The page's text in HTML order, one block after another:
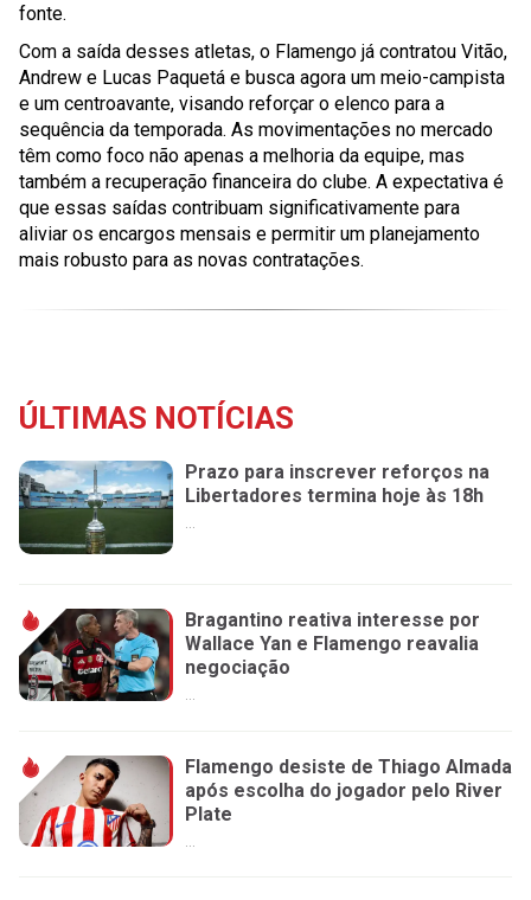
fonte.
Com a saída desses atletas, o Flamengo já contratou Vitão,
Andrew e Lucas Paquetá e busca agora um meio-campista
e um centroavante, visando reforçar o elenco para a
sequência da temporada. As movimentações no mercado
têm como foco não apenas a melhoria da equipe, mas
também a recuperação financeira do clube. A expectativa é
que essas saídas contribuam significativamente para
aliviar os encargos mensais e permitir um planejamento
mais robusto para as novas contratações.
ÚLTIMAS NOTÍCIAS
Prazo para inscrever reforços na
Libertadores termina hoje às 18h
...
Bragantino reativa interesse por
Wallace Yan e Flamengo reavalia
negociação
...
Flamengo desiste de Thiago Almada
após escolha do jogador pelo River
Plate